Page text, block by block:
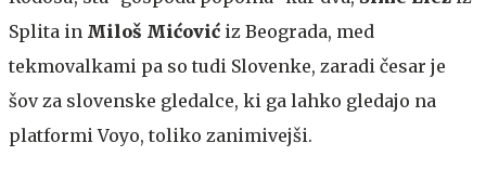
Splita in Miloš Mićović iz Beograda, med
tekmovalkami pa so tudi Slovenke, zaradi česar je
šov za slovenske gledalce, ki ga lahko gledajo na
platformi Voyo, toliko zanimivejši.